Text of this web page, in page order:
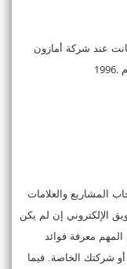
عند شركة أمازون
1996.
المشاريع والعلامات
الإلكتروني إن لم يكن
معرفة فوائد
أو شركتك الخاصة. فيما